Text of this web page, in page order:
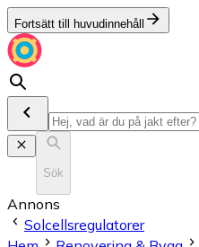
Fortsätt till huvudinnehåll
Sök
Annons
Solcellsregulatorer